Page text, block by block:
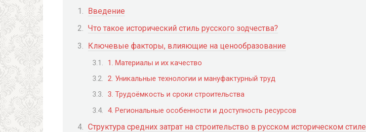
Введение
Что такое исторический стиль русского зодчества?
Ключевые факторы, влияющие на ценообразование
1. Материалы и их качество
2. Уникальные технологии и мануфактурный труд
3. Трудоёмкость и сроки строительства
4. Региональные особенности и доступность ресурсов
Структура средних затрат на строительство в русском историческом стиле